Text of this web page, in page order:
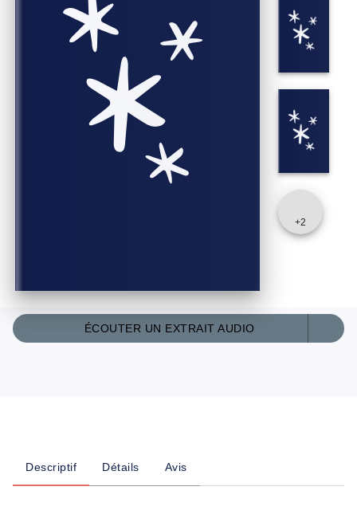
ÉCOUTER UN EXTRAIT AUDIO
+2
Descriptif Détails Avis